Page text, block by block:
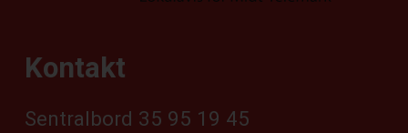
Kontakt
Sentralbord 35 95 19 45